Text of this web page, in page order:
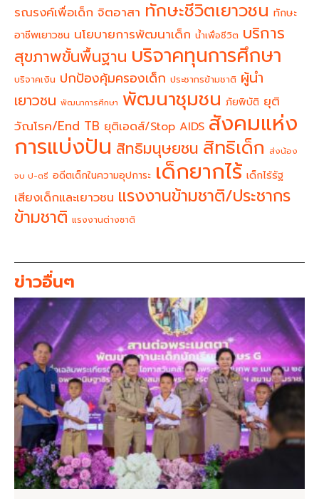
รณรงค์เพื่อเด็ก จิตอาสา ทักษะชีวิตเยาวชน ทักษะ
อาชีพเยาวชน นโยบายการพัฒนาเด็ก น้ำเพื่อชีวิต บริการ
สุขภาพขั้นพื้นฐาน บริจาคทุนการศึกษา
บริจาคเงิน ปกป้องคุ้มครองเด็ก ประชากรข้ามชาติ ผู้นำ
เยาวชน พัฒนาการศึกษา พัฒนาชุมชน ภัยพิบัติ ยุติ
วัณโรค/End TB ยุติเอดส์/Stop AIDS สังคมแห่ง
การแบ่งปัน สิทธิมนุษยชน สิทธิเด็ก ส่งน้อง
จบ ป-ตรี อดีตเด็กในความอุปการะ เด็กยากไร้ เด็กไร้รัฐ
เสียงเด็กและเยาวชน แรงงานข้ามชาติ/ประชากร
ข้ามชาติ แรงงานต่างชาติ
ข่าวอื่นๆ